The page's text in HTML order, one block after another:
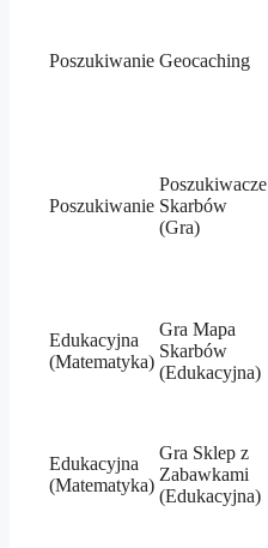
Poszukiwanie Geocaching
Poszukiwanie
Poszukiwacze
Skarbów
(Gra)
Edukacyjna
(Matematyka)
Gra Mapa
Skarbów
(Edukacyjna)
Edukacyjna
(Matematyka)
Gra Sklep z
Zabawkami
(Edukacyjna)